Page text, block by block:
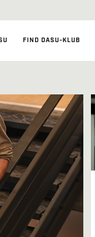
FIND DASU-KLUB